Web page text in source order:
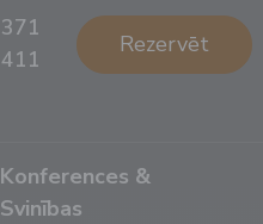
Rezervēt
Konferences &
Svinības